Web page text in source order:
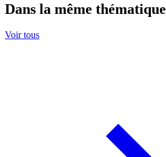
Dans la même thématique
Voir tous